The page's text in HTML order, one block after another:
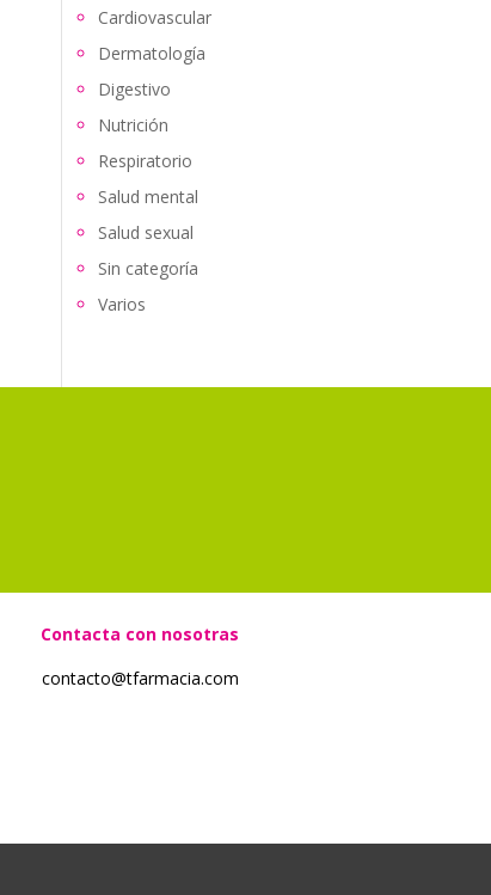
Cardiovascular
Dermatología
Digestivo
Nutrición
Respiratorio
Salud mental
Salud sexual
Sin categoría
Varios
Contacta con nosotras
contacto@tfarmacia.com